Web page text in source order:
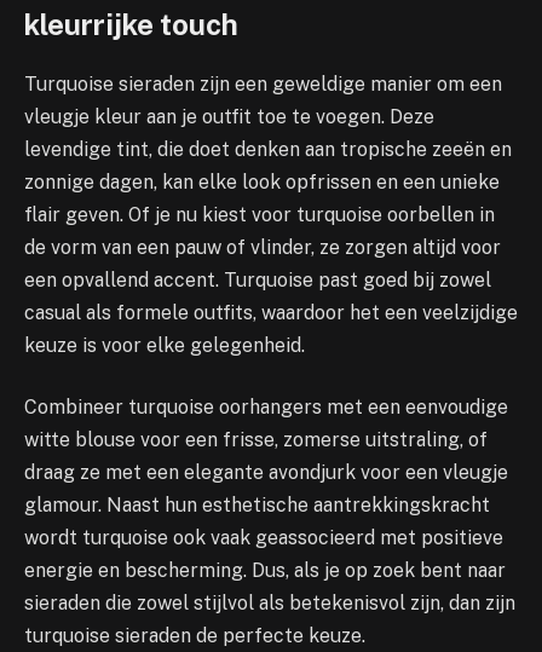
kleurrijke touch
Turquoise sieraden zijn een geweldige manier om een
vleugje kleur aan je outfit toe te voegen. Deze
levendige tint, die doet denken aan tropische zeeën en
zonnige dagen, kan elke look opfrissen en een unieke
flair geven. Of je nu kiest voor turquoise oorbellen in
de vorm van een pauw of vlinder, ze zorgen altijd voor
een opvallend accent. Turquoise past goed bij zowel
casual als formele outfits, waardoor het een veelzijdige
keuze is voor elke gelegenheid.
Combineer turquoise oorhangers met een eenvoudige
witte blouse voor een frisse, zomerse uitstraling, of
draag ze met een elegante avondjurk voor een vleugje
glamour. Naast hun esthetische aantrekkingskracht
wordt turquoise ook vaak geassocieerd met positieve
energie en bescherming. Dus, als je op zoek bent naar
sieraden die zowel stijlvol als betekenisvol zijn, dan zijn
turquoise sieraden de perfecte keuze.